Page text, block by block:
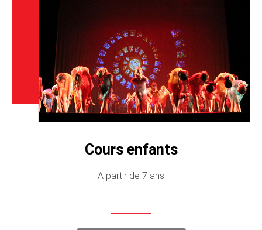
Cours enfants
A partir de 7 ans